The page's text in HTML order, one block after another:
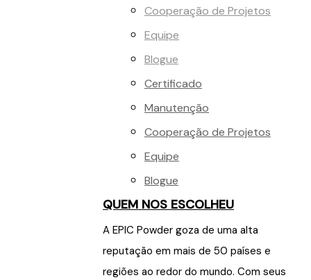
Cooperação de Projetos
Equipe
Blogue
Certificado
Manutenção
Cooperação de Projetos
Equipe
Blogue
QUEM NOS ESCOLHEU
A EPIC Powder goza de uma alta
reputação em mais de 50 países e
regiões ao redor do mundo. Com seus